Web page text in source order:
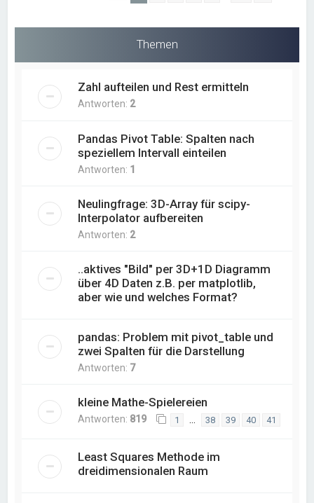
Themen
Zahl aufteilen und Rest ermitteln
Antworten: 2
Pandas Pivot Table: Spalten nach
speziellem Intervall einteilen
Antworten: 1
Neulingfrage: 3D-Array für scipy-
Interpolator aufbereiten
Antworten: 2
..aktives "Bild" per 3D+1D Diagramm
über 4D Daten z.B. per matplotlib,
aber wie und welches Format?
pandas: Problem mit pivot_table und
zwei Spalten für die Darstellung
Antworten: 7
kleine Mathe-Spielereien
Antworten: 819 1 … 38 39 40 41
Least Squares Methode im
dreidimensionalen Raum